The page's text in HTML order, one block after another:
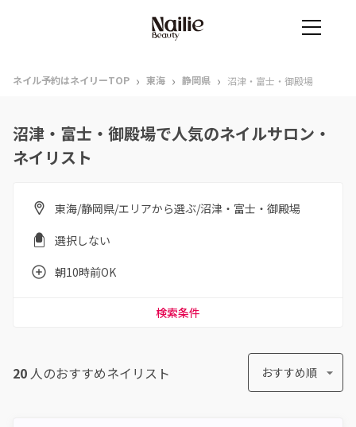
ネイル予約はネイリーTOP › 東海 › 静岡県 › 沼津・富士・御殿場
沼津・富士・御殿場で人気のネイルサロン・
ネイリスト
東海/静岡県/エリアから選ぶ/沼津・富士・御殿場
選択しない
朝10時前OK
検索条件
20 人のおすすめネイリスト おすすめ順